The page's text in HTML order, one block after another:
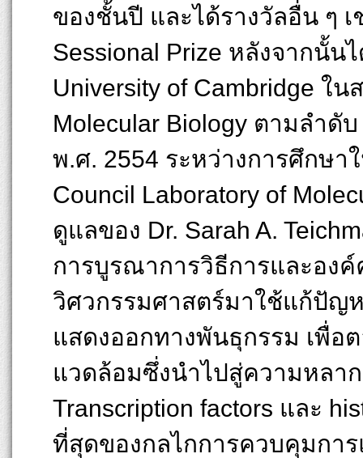
ของชั้นปี และได้รางวัลอื่น ๆ
Sessional Prize หลังจากนั้
University of Cambridge ใ
Molecular Biology ตามลำดั
พ.ศ. 2554 ระหว่างการศึกษา
Council Laboratory of
ดูแลของ Dr. Sarah A.
การบูรณาการวิธีการและอง
วิศวกรรมศาสตร์มาใช้แก้ปัญ
แสดงออกทางพันธุกรรม เพื่อ
แวดล้อมซึ่งนำไปสู่ความหลา
Transcription factors และ
ที่สุดของกลไกการควบคุมกา